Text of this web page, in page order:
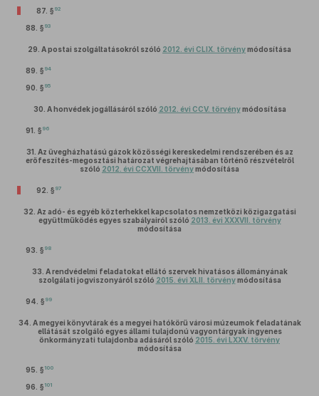
87. § 92
88. § 93
29. A postai szolgáltatásokról szóló 2012. évi CLIX. törvénymódosítása
89. § 94
90. § 95
30. A honvédek jogállásáról szóló 2012. évi CCV. törvénymódosítása
91. § 96
31. Az üvegházhatású gázok közösségi kereskedelmi rendszerében és az
erőfeszítés-megosztási határozat végrehajtásában történő részvételről
szóló 2012. évi CCXVII. törvénymódosítása
92. § 97
32. Az adó- és egyéb közterhekkel kapcsolatos nemzetközi közigazgatási
együttműködés egyes szabályairól szóló 2013. évi XXXVII. törvény
módosítása
93. § 98
33. A rendvédelmi feladatokat ellátó szervek hivatásos állományának
szolgálati jogviszonyáról szóló 2015. évi XLII. törvénymódosítása
94. § 99
34. A megyei könyvtárak és a megyei hatókörű városi múzeumok feladatának
ellátását szolgáló egyes állami tulajdonú vagyontárgyak ingyenes
önkormányzati tulajdonba adásáról szóló 2015. évi LXXV. törvény
módosítása
95. § 100
96. § 101